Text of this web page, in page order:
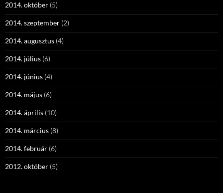
2014. október (5)
2014. szeptember (2)
2014. augusztus (4)
2014. július (6)
2014. június (4)
2014. május (6)
2014. április (10)
2014. március (8)
2014. február (6)
2012. október (5)